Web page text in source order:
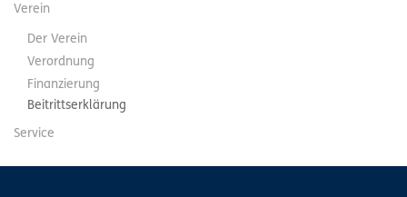
Verein
Der Verein
Verordnung
Finanzierung
Beitrittserklärung
Service